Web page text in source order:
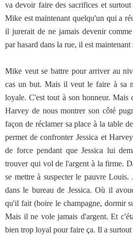
va devoir faire des sacrifices et surtout
Mike est maintenant quelqu'un qui a
il jurerait de ne jamais devenir
par hasard dans la rue, il est maintenant
Mike veut se battre pour arriver au
cas un but. Mais il veut le faire à sa
loyale. C'est tout à son honneur. Mais
Harvey de nous montrer son côté
façon de réclamer sa place à la table
permet de confronter Jessica et
de force pendant que Jessica lui
trouver qui vol de l'argent à la firme.
se mettre à suspecter le pauvre
dans le bureau de Jessica. Où il
qu'il fait (boire le champagne, dormir
Mais il ne vole jamais d'argent. Et
bien trop loyal pour faire ça. Il a